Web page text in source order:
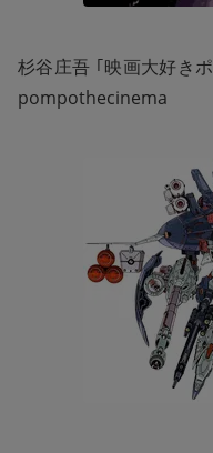
杉谷庄吾 ｢映画大好き
pompothecinema